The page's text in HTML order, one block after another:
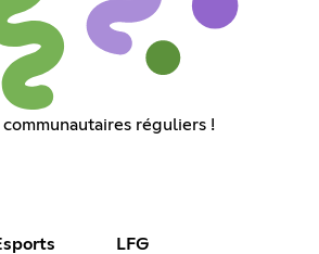
communautaires réguliers !
LFG